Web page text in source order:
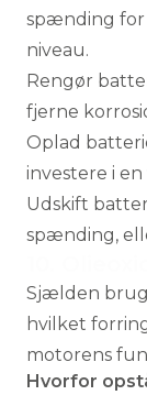
spænding for
niveau.
Rengør
fjerne
Oplad
investere i
Udskift
spænding,
Sjælden
hvilket
motorens
Hvorfor